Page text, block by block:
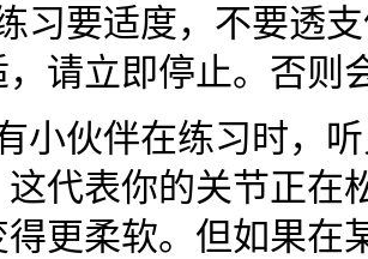
习要适度，不要透
请立即停止。否则
小伙伴在练习时，
代表你的关节正在
得更柔软。但如果在